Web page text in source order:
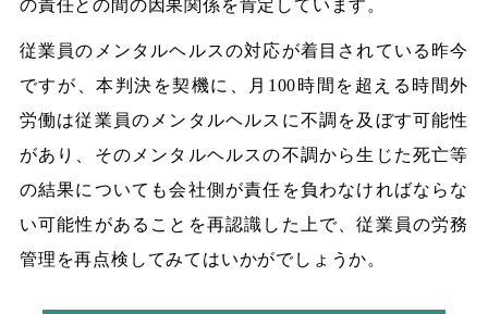
の責任との間の因果関係を肯定しています。
従業員のメンタルヘルスの対応が着目されている昨今
ですが、本判決を契機に、月100時間を超える時間外
労働は従業員のメンタルヘルスに不調を及ぼす可能性
があり、そのメンタルヘルスの不調から生じた死亡等
の結果についても会社側が責任を負わなければならな
い可能性があることを再認識した上で、従業員の労務
管理を再点検してみてはいかがでしょうか。